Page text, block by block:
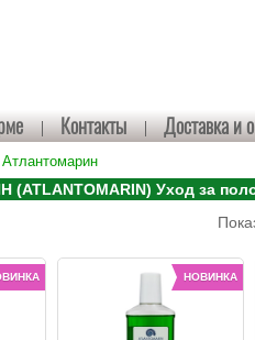
Контакты Доставка и
Атлантомарин
Уход за